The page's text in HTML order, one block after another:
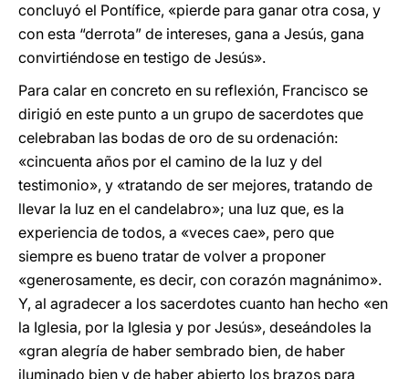
concluyó el Pontífice, «pierde para ganar otra cosa, y
con esta “derrota” de intereses, gana a Jesús, gana
convirtiéndose en testigo de Jesús».
Para calar en concreto en su reflexión, Francisco se
dirigió en este punto a un grupo de sacerdotes que
celebraban las bodas de oro de su ordenación:
«cincuenta años por el camino de la luz y del
testimonio», y «tratando de ser mejores, tratando de
llevar la luz en el candelabro»; una luz que, es la
experiencia de todos, a «veces cae», pero que
siempre es bueno tratar de volver a proponer
«generosamente, es decir, con corazón magnánimo».
Y, al agradecer a los sacerdotes cuanto han hecho «en
la Iglesia, por la Iglesia y por Jesús», deseándoles la
«gran alegría de haber sembrado bien, de haber
iluminado bien y de haber abierto los brazos para